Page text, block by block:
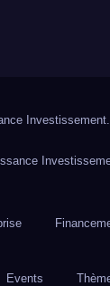
Events